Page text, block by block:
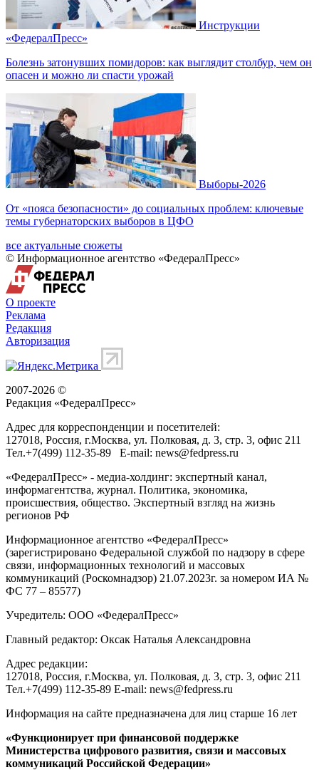
Инструкции
«ФедералПресс»
Болезнь затонувших помидоров: как выглядит столбур, чем он
опасен и можно ли спасти урожай
Выборы-2026
От «пояса безопасности» до социальных проблем: ключевые
темы губернаторских выборов в ЦФО
все актуальные сюжеты
© Информационное агентство «ФедералПресс»
О проекте
Реклама
Редакция
Авторизация
2007-2026 ©
Редакция «ФедералПресс»
Адрес для корреспонденции и посетителей:
127018, Россия, г.Москва, ул. Полковая, д. 3, стр. 3, офис 211
Тел.+7(499) 112-35-89 E-mail: news@fedpress.ru
«ФедералПресс» - медиа-холдинг: экспертный канал,
информагентства, журнал. Политика, экономика,
происшествия, общество. Экспертный взгляд на жизнь
регионов РФ
Информационное агентство «ФедералПресс»
(зарегистрировано Федеральной службой по надзору в сфере
связи, информационных технологий и массовых
коммуникаций (Роскомнадзор) 21.07.2023г. за номером ИА №
ФС 77 – 85577)
Учредитель: ООО «ФедералПресс»
Главный редактор: Оксак Наталья Александровна
Адрес редакции:
127018, Россия, г.Москва, ул. Полковая, д. 3, стр. 3, офис 211
Тел.+7(499) 112-35-89 E-mail: news@fedpress.ru
Информация на сайте предназначена для лиц старше 16 лет
«Функционирует при финансовой поддержке
Министерства цифрового развития, связи и массовых
коммуникаций Российской Федерации»